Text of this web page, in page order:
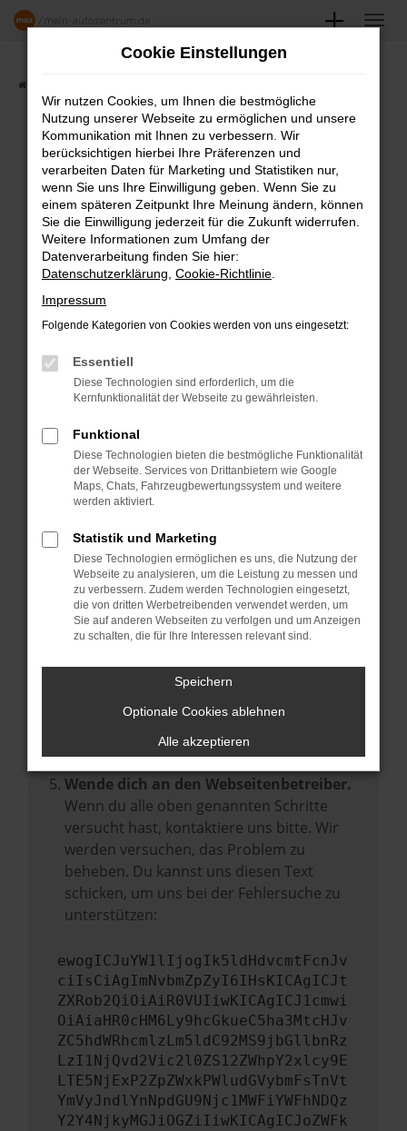
Zum
FAHRZEUGSHOWROOM
Fehler: Network Error
Beim Laden ist ein Fehler aufgetreten.
Hier sind ein paar Tipps, die dir helfen können:
Überprüfe deine Firewall und deine
Laden andere Webseiten, zum Beispiel
deine Suchmaschine?
Manche Erweiterungen, wie Werbeblocker,
können das Laden bestimmter Seiten
verhindern. Funktioniert die Seite in einem
anderen Browser oder in einem privaten
Starte dein Gerät neu.
Das kann manchmal helfen,
vorübergehende Probleme zu beheben.
Stelle sicher, dass dein Browser und dein
Betriebssystem auf dem neuesten Stand
sind.
Veraltete Software birgt nicht nur ein
Sicherheitsrisiko, sondern kann auch dazu
führen, dass bestimmte Funktionen nicht
mehr unterstützt werden.
Wende dich an den Webseitenbetreiber.
Wenn du alle oben genannten Schritte
versucht hast, kontaktiere uns bitte. Wir
werden versuchen, das Problem zu
beheben. Du kannst uns diesen Text
schicken, um uns bei der Fehlersuche zu
unterstützen:
ewogICJuYW1lIjogIk5ldHdvcmtFcnJv
ciIsCiAgImNvbmZpZyI6IHsKICAgICJt
ZXRob2QiOiAiR0VUIiwKICAgICJ1cmwi
OiAiaHR0cHM6Ly9hcGkueC5ha3MtcHJv
ZC5hdWRhcmlzLm5ldC92MS9jbGllbnRz
LzI1NjQvd2Vic2l0ZS12ZWhpY2xlcy9E
LTE5NjExP2ZpZWxkPWludGVybmFsTnVt
YmVyJndlYnNpdGU9Njc1MWFiYWFhNDQz
Y2Y4NjkyMGJiOGZiIiwKICAgICJoZWFk
Cookie Einstellungen
Wir nutzen Cookies, um Ihnen die bestmögliche
Nutzung unserer Webseite zu ermöglichen und unsere
Kommunikation mit Ihnen zu verbessern. Wir
berücksichtigen hierbei Ihre Präferenzen und
verarbeiten Daten für Marketing und Statistiken nur,
wenn Sie uns Ihre Einwilligung geben. Wenn Sie zu
einem späteren Zeitpunkt Ihre Meinung ändern, können
Sie die Einwilligung jederzeit für die Zukunft widerrufen.
Weitere Informationen zum Umfang der
Datenverarbeitung finden Sie hier:
Datenschutzerklärung Cookie-Richtlinie
Impressum
Folgende Kategorien von Cookies werden von uns eingesetzt:
Essentiell
Diese Technologien sind erforderlich, um die
Kernfunktionalität der Webseite zu gewährleisten.
Funktional
Diese Technologien bieten die bestmögliche Funktionalität
der Webseite. Services von Drittanbietern wie Google
Maps, Chats, Fahrzeugbewertungssystem und weitere
werden aktiviert.
Statistik und Marketing
Diese Technologien ermöglichen es uns, die Nutzung der
Webseite zu analysieren, um die Leistung zu messen und
zu verbessern. Zudem werden Technologien eingesetzt,
die von dritten Werbetreibenden verwendet werden, um
Sie auf anderen Webseiten zu verfolgen und um Anzeigen
zu schalten, die für Ihre Interessen relevant sind.
Speichern
Optionale Cookies ablehnen
Alle akzeptieren